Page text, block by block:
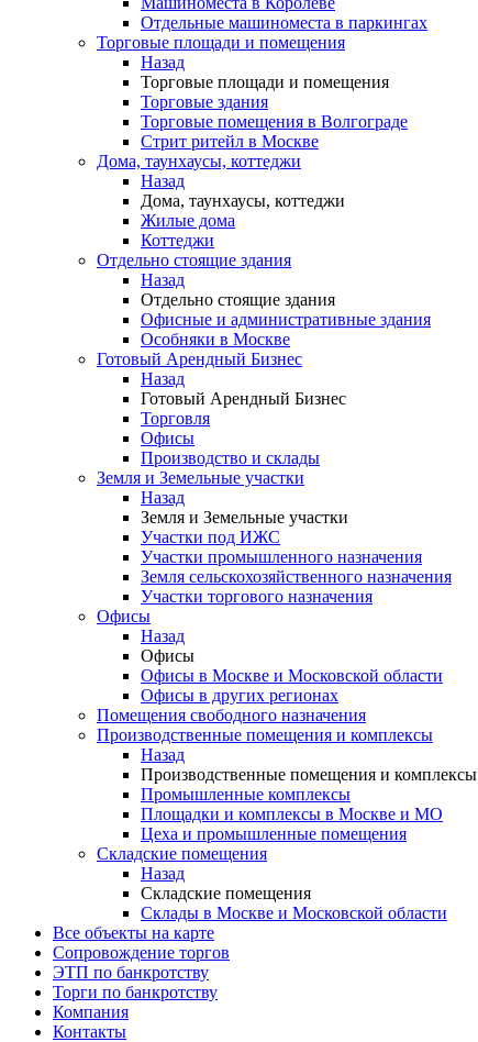
Отдельные машиноместа в паркингах
Торговые площади и помещения
Назад
Торговые площади и помещения
Торговые здания
Торговые помещения в Волгограде
Стрит ритейл в Москве
Дома, таунхаусы, коттеджи
Назад
Дома, таунхаусы, коттеджи
Жилые дома
Коттеджи
Отдельно стоящие здания
Назад
Отдельно стоящие здания
Офисные и административные здания
Особняки в Москве
Готовый Арендный Бизнес
Назад
Готовый Арендный Бизнес
Торговля
Офисы
Производство и склады
Земля и Земельные участки
Назад
Земля и Земельные участки
Участки под ИЖС
Участки промышленного назначения
Земля сельскохозяйственного назначения
Участки торгового назначения
Офисы
Назад
Офисы
Офисы в Москве и Московской области
Офисы в других регионах
Помещения свободного назначения
Производственные помещения и комплексы
Назад
Производственные помещения и комплексы
Промышленные комплексы
Площадки и комплексы в Москве и МО
Цеха и промышленные помещения
Складские помещения
Назад
Складские помещения
Склады в Москве и Московской области
Все объекты на карте
Сопровождение торгов
ЭТП по банкротству
Торги по банкротству
Компания
Контакты